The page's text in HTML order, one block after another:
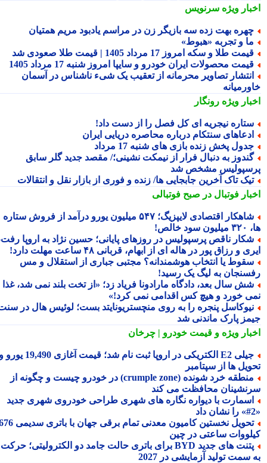
ویژهسرنویس
بهت زده سه بازیگر زن در مراسم یادبود مریم همتیان
و تجربه «هبوط»
طلا و سکه امروز 17 مرداد 1405 | قیمت طلا صعودی شد
محصولات ایران خودرو و سایپا امروز شنبه 17 مرداد 1405
تصاویر محرمانه از تعقیب یک شیء ناشناس در آسمان
ویژهرونگار
نیجریه ای کل فصل را از دست داد!
سنتکام درباره محاصره دریایی ایران
پخش زنده بازی های شنبه 17 مرداد
به دنبال فرار از نیمکت نشینی؛/ مقصد جدید گلر سابق
مشخص شد
تاک آخرین جابجایی ها/ زنده و فوری از بازار نقل و انتقالات
فوتبال در صبح فوتبالی
شاهکار اقتصادی لایپزیگ؛ ۵۴۷ میلیون یورو درآمد از فروش ستاره
ناقص پرسپولیس در روزهای پایانی؛ حسین نژاد به اروپا رفت،
و رزاق پور در هاله ای از ابهام، قربانی ۴۸ ساعت مهلت دارد!
یا انتخاب هوشمندانه؟ مجتبی جباری از استقلال و مس
به لیگ یک رسید!
سال بعد، دادگاه مارادونا فریاد زد؛ «از تخت بلند نمی شد، غذا
خورد و هیچ کس اقدامی نمی کرد!»
پنجره را به روی منچستریونایتد بست؛ لوئیس هال در سنت
پارک ماندنی شد
ویژهو قیمت خودرو | چرخان
جیلی E2 الکتریکی در اروپا ثبت نام شد؛ قیمت آغازی 19,490 یورو و
ها از سپتامبر
منطقه خرد شونده (crumple zone) در خودرو چیست و چگونه از
محافظت می کند
با دیواره نگاره های شهری طراحی خودروی شهری جدید
تحویل نخستین کامیون معدنی تمام برقی جهان با باتری سدیمی 676
ساعتی در چین
پتنت های جدید BYD برای باتری حالت جامد دو الکترولیتی؛ حرکت
سمت تولید آزمایشی در 2027